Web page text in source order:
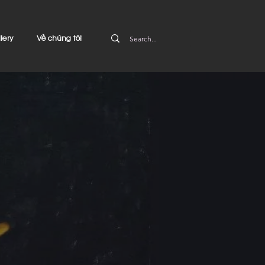
Về chúng tôi